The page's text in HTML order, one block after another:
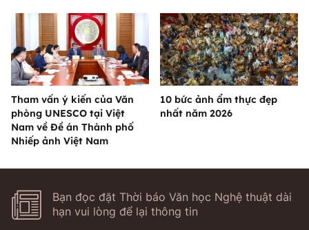
Tham vấn ý kiến của Văn
phòng UNESCO tại Việt
Nam về Đề án Thành phố
Nhiếp ảnh Việt Nam
10 bức ảnh ẩm thực đẹp
nhất năm 2026
Bạn đọc đặt Thời báo Văn học Nghệ thuật dài
hạn vui lòng để lại thông tin